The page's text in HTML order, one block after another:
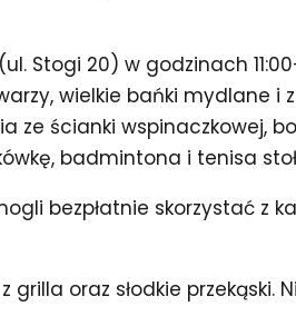
Stogi 20) w godzinach
wielkie bańki mydlane i
ścianki wspinaczkowej,
badmintona i tenisa
bezpłatnie skorzystać z
oraz słodkie przekąski.